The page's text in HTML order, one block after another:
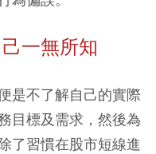
一無所知
是不了解自己的實際
目標及需求，然後為
了習慣在股市短線進